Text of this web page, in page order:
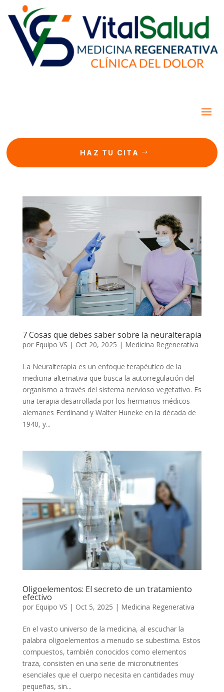
HAZ TU CITA
7 Cosas que debes saber sobre la neuralterapia
por Equipo VS | Oct 20, 2025 | Medicina Regenerativa
La Neuralterapia es un enfoque terapéutico de la
medicina alternativa que busca la autorregulación del
organismo a través del sistema nervioso vegetativo. Es
una terapia desarrollada por los hermanos médicos
alemanes Ferdinand y Walter Huneke en la década de
1940, y...
Oligoelementos: El secreto de un tratamiento
efectivo
por Equipo VS | Oct 5, 2025 | Medicina Regenerativa
En el vasto universo de la medicina, al escuchar la
palabra oligoelementos a menudo se subestima. Estos
compuestos, también conocidos como elementos
traza, consisten en una serie de micronutrientes
esenciales que el cuerpo necesita en cantidades muy
pequeñas, sin...